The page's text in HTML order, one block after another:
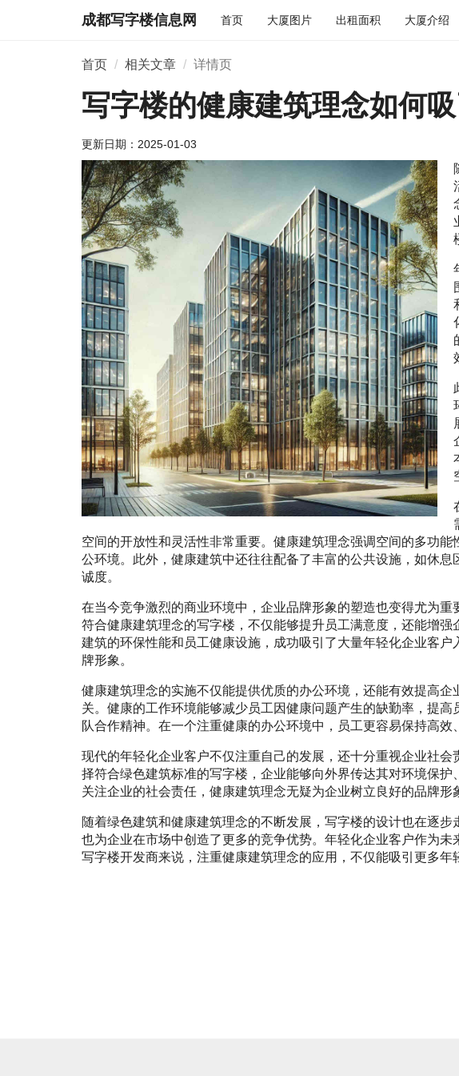
成都写字楼信息网 首页 大厦图片 出租面积 大厦介绍
首页 相关文章 详情页
写字楼的健康建筑理念如何
更新日期： 2025-01-03
空间的开放性和灵活性非常重要。健康建筑理念强调空间的多功
公环境。此外，健康建筑中还往往配备了丰富的公共设施，如休
诚度。
在当今竞争激烈的商业环境中，企业品牌形象的塑造也变得尤为
符合健康建筑理念的写字楼，不仅能够提升员工满意度，还能增
建筑的环保性能和员工健康设施，成功吸引了大量年轻化企业客
牌形象。
健康建筑理念的实施不仅能提供优质的办公环境，还能有效提高
关。健康的工作环境能够减少员工因健康问题产生的缺勤率，提
队合作精神。在一个注重健康的办公环境中，员工更容易保持高效
现代的年轻化企业客户不仅注重自己的发展，还十分重视企业社
择符合绿色建筑标准的写字楼，企业能够向外界传达其对环境保
关注企业的社会责任，健康建筑理念无疑为企业树立良好的品牌形
随着绿色建筑和健康建筑理念的不断发展，写字楼的设计也在逐
也为企业在市场中创造了更多的竞争优势。年轻化企业客户作为
写字楼开发商来说，注重健康建筑理念的应用，不仅能吸引更多